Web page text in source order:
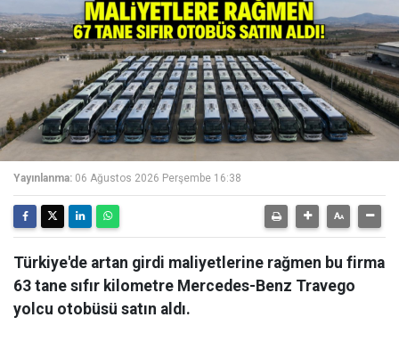
Yayınlanma: 06 Ağustos 2026 Perşembe 16:38
Türkiye'de artan girdi maliyetlerine rağmen bu firma
63 tane sıfır kilometre Mercedes-Benz Travego
yolcu otobüsü satın aldı.